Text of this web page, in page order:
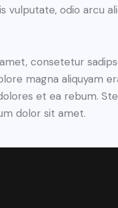
vulputate, odio arcu
consetetur
magna aliquyam
et ea rebum.
dolor sit amet.